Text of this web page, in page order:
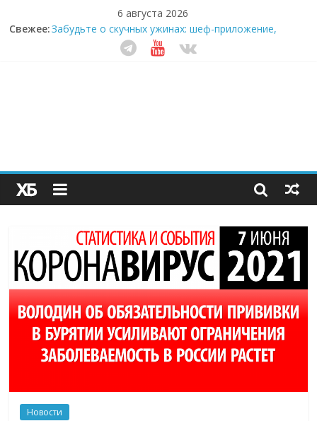
6 августа 2026
Свежее:Забудьте о скучных ужинах: шеф-приложение,
которое видит вашу еду насквозь
Небо зовёт: как бизнес на полётах дронов и
Секрет супергидратации: почему кокосовая вода с
пребиотиками становится главным трендом
здорового питания
Новости